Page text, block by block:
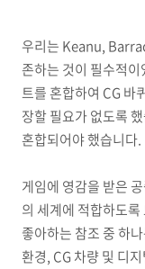
우리는 Keanu,
존하는 것이 필수적
트를 혼합하여 CG 바
장할 필요가 없도록
혼합되어야 했습니다.
게임에 영감을 받은
의 세계에 적합하도
좋아하는 참조 중 하
환경, CG 차량 및 디